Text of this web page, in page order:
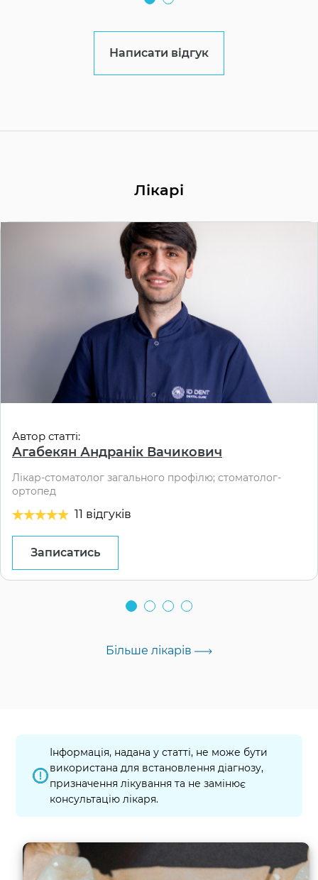
Написати відгук
Лікарі
Автор статті:
Агабекян Андранік Вачикович
Лікар-стоматолог загального профілю; стоматолог-
ортопед
11 відгуків
Записатись
Більше лікарів
Інформація, надана у статті, не може бути
використана для встановлення діагнозу,
призначення лікування та не замінює
консультацію лікаря.